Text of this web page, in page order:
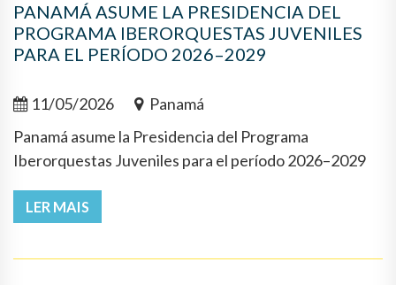
PANAMÁ ASUME LA PRESIDENCIA DEL
PROGRAMA IBERORQUESTAS JUVENILES
PARA EL PERÍODO 2026–2029
11/05/2026
Panamá
Panamá asume la Presidencia del Programa
Iberorquestas Juveniles para el período 2026–2029
LER MAIS